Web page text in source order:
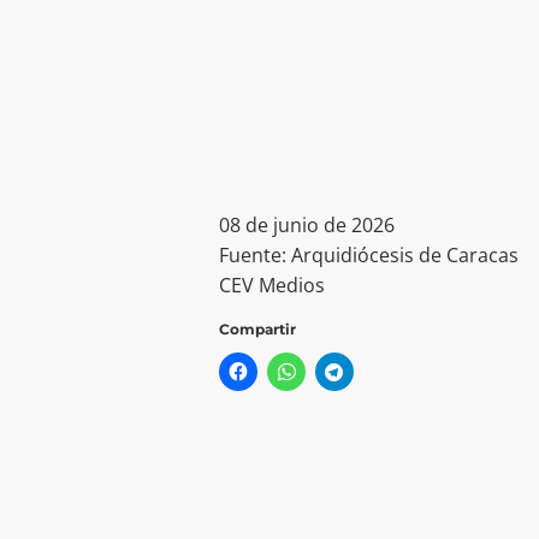
08 de junio de 2026
Fuente: Arquidiócesis de Caracas
CEV Medios
Compartir